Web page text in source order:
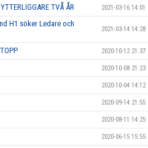
TVÅ ÅR 2021-03-16 14:01
H1 söker Ledare och
2021-03-14 14:28
2020-10-12 21:37
2020-10-08 21:23
2020-10-04 14:12
2020-09-14 21:55
2020-08-11 14:25
2020-06-15 15:55